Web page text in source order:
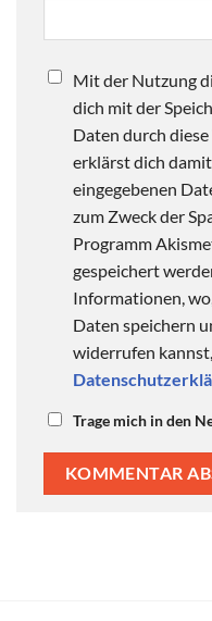
Mit der Nutzung
dich mit der
Daten durch
erklärst dich
eingegebenen
zum Zweck der
Programm
gespeichert
Informationen,
Daten speichern
widerrufen
Trage mich in den